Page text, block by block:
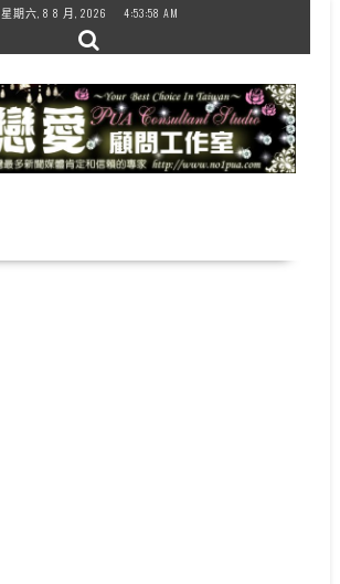
星期六, 8 8 月, 2026 4:53:59 AM